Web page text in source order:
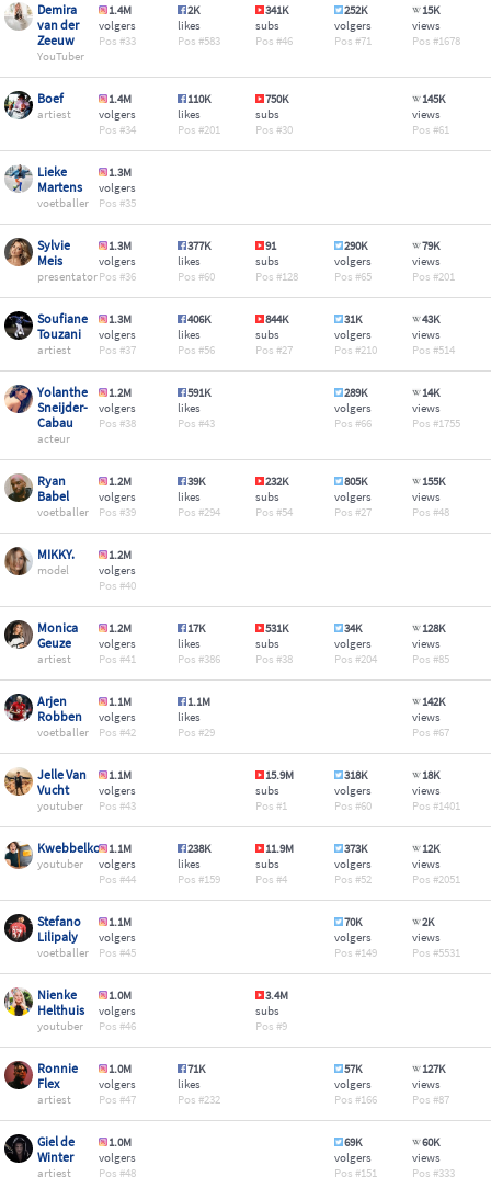
Demira
van der
Zeeuw
YouTuber
1.4M
volgers
33
2K
likes
583
341K
subs
46
252K
volgers
71
15K
views
1678
Boef
artiest
1.4M
volgers
34
110K
likes
201
750K
subs
30
145K
views
61
Lieke
Martens
voetballer
1.3M
volgers
35
Sylvie
Meis
presentator
1.3M
volgers
36
377K
likes
60
91
subs
128
290K
volgers
65
79K
views
201
Soufiane
Touzani
artiest
1.3M
volgers
37
406K
likes
56
844K
subs
27
31K
volgers
210
43K
views
514
Yolanthe
Sneijder-
Cabau
acteur
1.2M
volgers
38
591K
likes
43
289K
volgers
66
14K
views
1755
Ryan
Babel
voetballer
1.2M
volgers
39
39K
likes
294
232K
subs
54
805K
volgers
27
155K
views
48
MIKKY.
model
1.2M
volgers
40
Monica
Geuze
artiest
1.2M
volgers
41
17K
likes
386
531K
subs
38
34K
volgers
204
128K
views
85
Arjen
Robben
voetballer
1.1M
volgers
42
1.1M
likes
29
142K
views
67
Jelle Van
Vucht
youtuber
1.1M
volgers
43
15.9M
subs
1
318K
volgers
60
18K
views
1401
Kwebbelkop
youtuber
1.1M
volgers
44
238K
likes
159
11.9M
subs
4
373K
volgers
52
12K
views
2051
Stefano
Lilipaly
voetballer
1.1M
volgers
45
70K
volgers
149
2K
views
5531
Nienke
Helthuis
youtuber
1.0M
volgers
46
3.4M
subs
9
Ronnie
Flex
artiest
1.0M
volgers
47
71K
likes
232
57K
volgers
166
127K
views
87
Giel de
Winter
artiest
1.0M
volgers
48
69K
volgers
151
60K
views
333